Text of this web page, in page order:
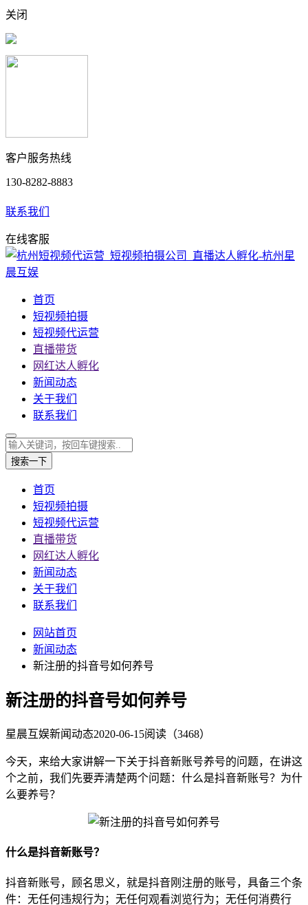
关闭
客户服务热线
130-8282-8883
联系我们
在线客服
首页
短视频拍摄
短视频代运营
直播带货
网红达人孵化
新闻动态
关于我们
联系我们
搜索一下
首页
短视频拍摄
短视频代运营
直播带货
网红达人孵化
新闻动态
关于我们
联系我们
网站首页
新闻动态
新注册的抖音号如何养号
新注册的抖音号如何养号
星晨互娱新闻动态2020-06-15阅读（3468）
今天，来给大家讲解一下关于抖音新账号养号的问题，在讲这
个之前，我们先要弄清楚两个问题：什么是抖音新账号？为什
么要养号？
什么是抖音新账号？
抖音新账号，顾名思义，就是抖音刚注册的账号，具备三个条
件：无任何违规行为；无任何观看浏览行为；无任何消费行